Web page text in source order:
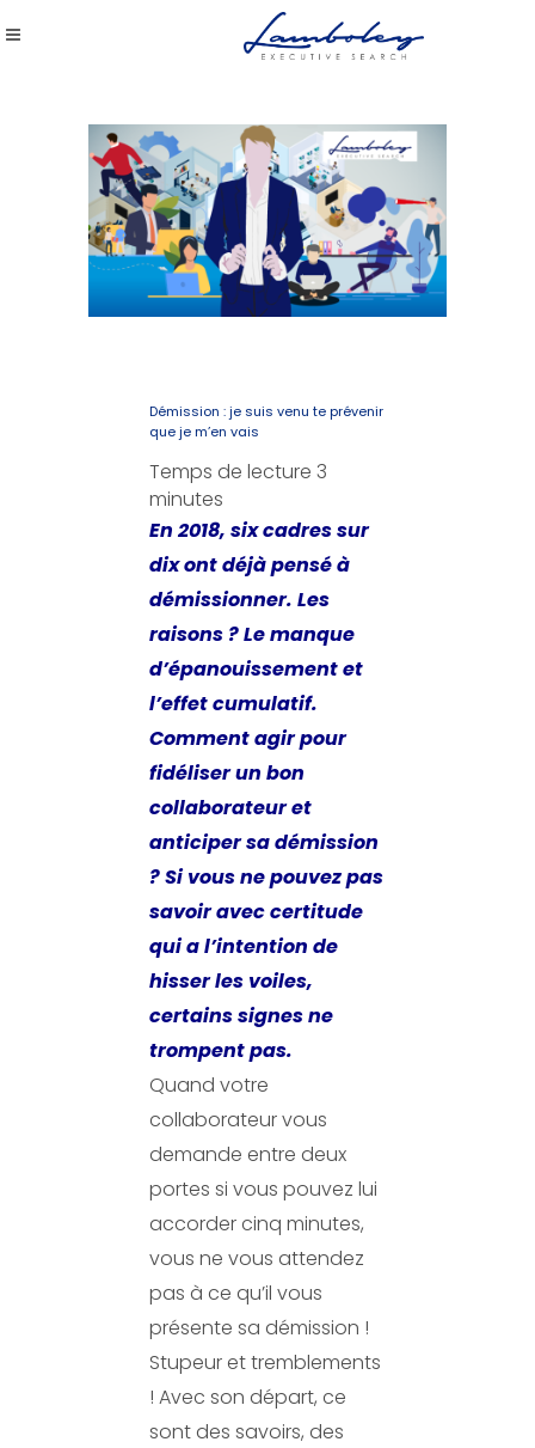
Démission : je suis venu te prévenir
que je m’en vais
Temps de lecture 3
minutes
En 2018, six cadres sur
dix ont déjà pensé à
démissionner. Les
raisons ? Le manque
d’épanouissement et
l’effet cumulatif.
Comment agir pour
fidéliser un bon
collaborateur et
anticiper sa démission
? Si vous ne pouvez pas
savoir avec certitude
qui a l’intention de
hisser les voiles,
certains signes ne
trompent pas.
Quand votre
collaborateur vous
demande entre deux
portes si vous pouvez lui
accorder cinq minutes,
vous ne vous attendez
pas à ce qu’il vous
présente sa démission !
Stupeur et tremblements
! Avec son départ, ce
sont des savoirs, des